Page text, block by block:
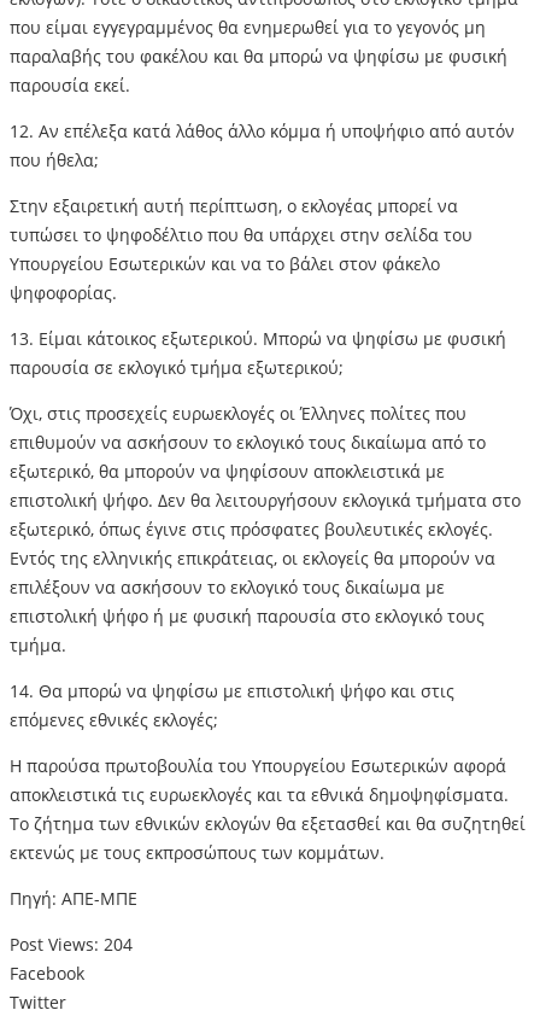
που είμαι εγγεγραμμένος θα ενημερωθεί για το γεγονός μη
παραλαβής του φακέλου και θα μπορώ να ψηφίσω με φυσική
παρουσία εκεί.
12. Αν επέλεξα κατά λάθος άλλο κόμμα ή υποψήφιο από αυτόν
που ήθελα;
Στην εξαιρετική αυτή περίπτωση, ο εκλογέας μπορεί να
τυπώσει το ψηφοδέλτιο που θα υπάρχει στην σελίδα του
Υπουργείου Εσωτερικών και να το βάλει στον φάκελο
ψηφοφορίας.
13. Είμαι κάτοικος εξωτερικού. Μπορώ να ψηφίσω με φυσική
παρουσία σε εκλογικό τμήμα εξωτερικού;
Όχι, στις προσεχείς ευρωεκλογές οι Έλληνες πολίτες που
επιθυμούν να ασκήσουν το εκλογικό τους δικαίωμα από το
εξωτερικό, θα μπορούν να ψηφίσουν αποκλειστικά με
επιστολική ψήφο. Δεν θα λειτουργήσουν εκλογικά τμήματα στο
εξωτερικό, όπως έγινε στις πρόσφατες βουλευτικές εκλογές.
Εντός της ελληνικής επικράτειας, οι εκλογείς θα μπορούν να
επιλέξουν να ασκήσουν το εκλογικό τους δικαίωμα με
επιστολική ψήφο ή με φυσική παρουσία στο εκλογικό τους
τμήμα.
14. Θα μπορώ να ψηφίσω με επιστολική ψήφο και στις
επόμενες εθνικές εκλογές;
Η παρούσα πρωτοβουλία του Υπουργείου Εσωτερικών αφορά
αποκλειστικά τις ευρωεκλογές και τα εθνικά δημοψηφίσματα.
Το ζήτημα των εθνικών εκλογών θα εξετασθεί και θα συζητηθεί
εκτενώς με τους εκπροσώπους των κομμάτων.
Πηγή: ΑΠΕ-ΜΠΕ
Post Views: 204
Facebook
Twitter